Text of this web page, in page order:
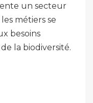
un secteur
métiers se
besoins
la biodiversité.